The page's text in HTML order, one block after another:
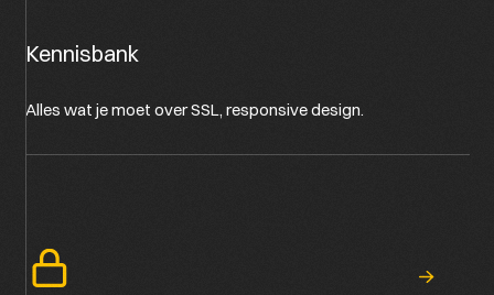
Kennisbank
Alles wat je moet over SSL, responsive design.